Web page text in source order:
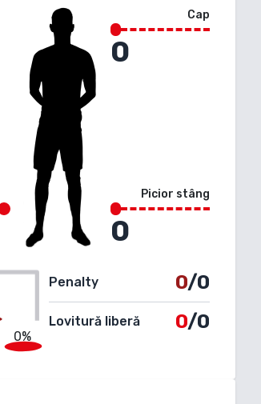
Cap
0
Picior stâng
0
0%
Penalty 0/0
Lovitură liberă 0/0